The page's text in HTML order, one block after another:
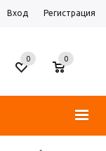
Вход Регистрация
0
0